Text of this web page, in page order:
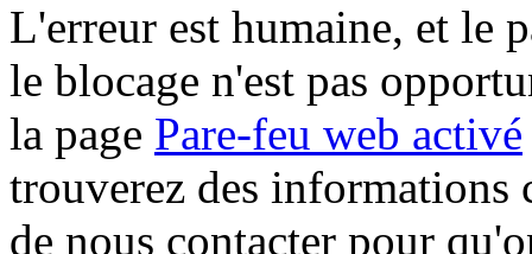
L'erreur est humaine, et le
le blocage n'est pas
la page Pare-feu web activé
trouverez des informations
de nous contacter pour